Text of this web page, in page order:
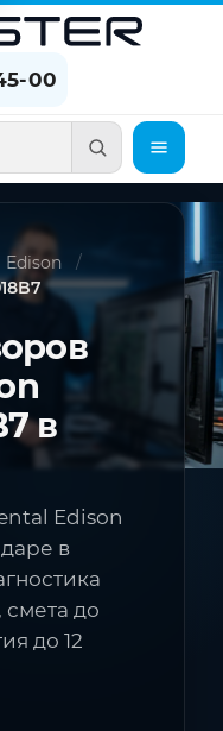
00
в
Edison
в
до
до 12